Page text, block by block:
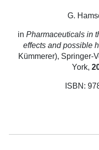
G.
in Pharmaceuticals in
effects and possible
Kümmerer), Springer-
York,
ISBN: